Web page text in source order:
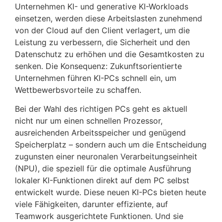
Unternehmen KI- und generative KI-Workloads
einsetzen, werden diese Arbeitslasten zunehmend
von der Cloud auf den Client verlagert, um die
Leistung zu verbessern, die Sicherheit und den
Datenschutz zu erhöhen und die Gesamtkosten zu
senken. Die Konsequenz: Zukunftsorientierte
Unternehmen führen KI-PCs schnell ein, um
Wettbewerbsvorteile zu schaffen.
Bei der Wahl des richtigen PCs geht es aktuell
nicht nur um einen schnellen Prozessor,
ausreichenden Arbeitsspeicher und genügend
Speicherplatz – sondern auch um die Entscheidung
zugunsten einer neuronalen Verarbeitungseinheit
(NPU), die speziell für die optimale Ausführung
lokaler KI-Funktionen direkt auf dem PC selbst
entwickelt wurde. Diese neuen KI-PCs bieten heute
viele Fähigkeiten, darunter effiziente, auf
Teamwork ausgerichtete Funktionen. Und sie